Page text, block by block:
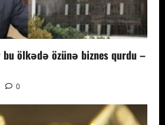
bu ölkədə özünə biznes qurdu –
0